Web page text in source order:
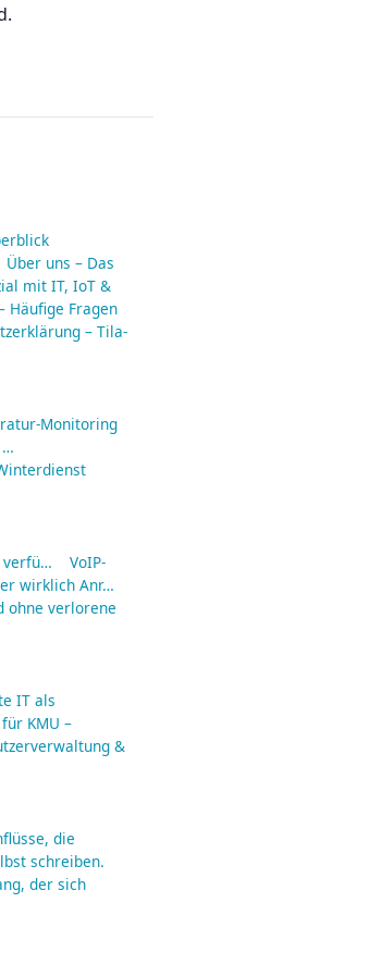
Über uns – Das
mit IT, IoT &
Häufige Fragen
– Tila-
Monitoring
…
verfü…
VoIP-
wirklich Anr…
ohne verlorene
IT als
KMU –
&
die
schreiben.
der sich